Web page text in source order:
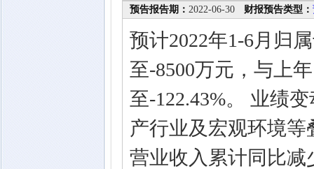
预告报告期： 2022-06-30 财报预告类型：
预计2022年1-6月归
至-8500万元，与上
至-122.43%。 业绩
产行业及宏观环境
营业收入累计同比减